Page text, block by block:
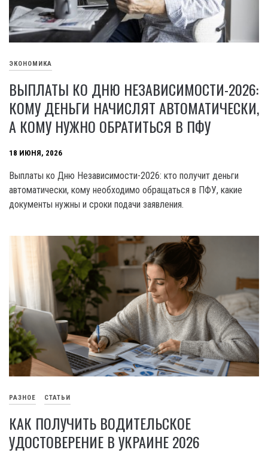
ЭКОНОМИКА
ВЫПЛАТЫ КО ДНЮ НЕЗАВИСИМОСТИ-2026:
КОМУ ДЕНЬГИ НАЧИСЛЯТ АВТОМАТИЧЕСКИ,
А КОМУ НУЖНО ОБРАТИТЬСЯ В ПФУ
18 ИЮНЯ, 2026
Выплаты ко Дню Независимости-2026: кто получит деньги
автоматически, кому необходимо обращаться в ПФУ, какие
документы нужны и сроки подачи заявления.
РАЗНОЕ СТАТЬИ
КАК ПОЛУЧИТЬ ВОДИТЕЛЬСКОЕ
УДОСТОВЕРЕНИЕ В УКРАИНЕ 2026